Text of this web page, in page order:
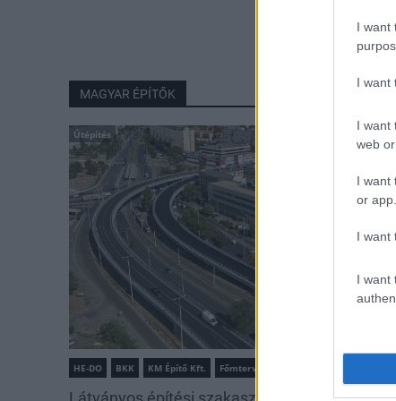
I want
I want
I want
web
I want
or app.
I want
I want
MAGYAR ÉPÍTŐK
Útépítés
HE-DO BKK KM Építő Kft. Főmterv Mérnöki Tervező Zrt.